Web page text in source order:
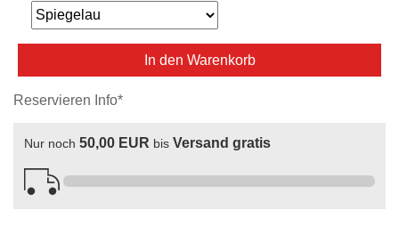
In den Warenkorb
Reservieren Info*
Nur noch 50,00 EUR bis Versand gratis